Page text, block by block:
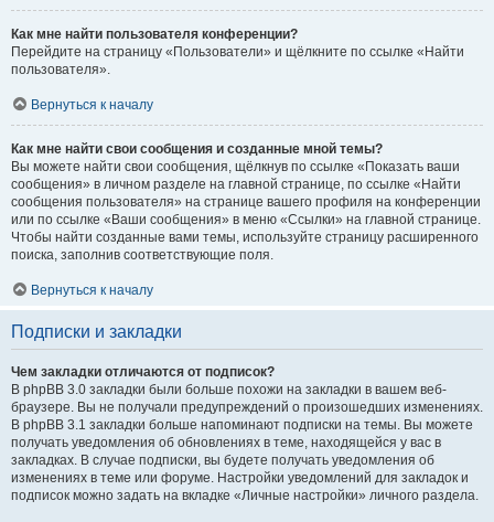
Как мне найти пользователя конференции?
Перейдите на страницу «Пользователи» и щёлкните по ссылке «Найти
пользователя».
Вернуться к началу
Как мне найти свои сообщения и созданные мной темы?
Вы можете найти свои сообщения, щёлкнув по ссылке «Показать ваши
сообщения» в личном разделе на главной странице, по ссылке «Найти
сообщения пользователя» на странице вашего профиля на конференции
или по ссылке «Ваши сообщения» в меню «Ссылки» на главной странице.
Чтобы найти созданные вами темы, используйте страницу расширенного
поиска, заполнив соответствующие поля.
Вернуться к началу
Подписки и закладки
Чем закладки отличаются от подписок?
В phpBB 3.0 закладки были больше похожи на закладки в вашем веб-
браузере. Вы не получали предупреждений о произошедших изменениях.
В phpBB 3.1 закладки больше напоминают подписки на темы. Вы можете
получать уведомления об обновлениях в теме, находящейся у вас в
закладках. В случае подписки, вы будете получать уведомления об
изменениях в теме или форуме. Настройки уведомлений для закладок и
подписок можно задать на вкладке «Личные настройки» личного раздела.